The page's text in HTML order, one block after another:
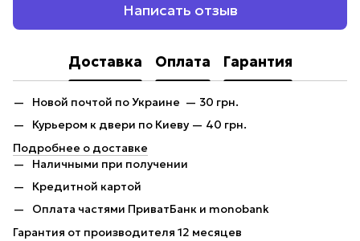
Написать отзыв
Доставка Оплата Гарантия
Новой почтой по Украине — 30 грн.
Курьером к двери по Киеву — 40 грн.
Подробнее о доставке
Наличными при получении
Кредитной картой
Оплата частями ПриватБанк и monobank
Гарантия от производителя 12 месяцев